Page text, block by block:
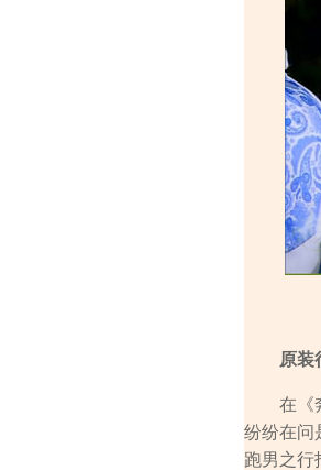
原装行
在《奔
纷纷在问
跑男之行